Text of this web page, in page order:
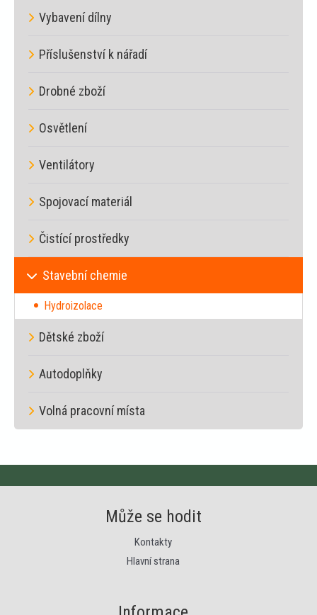
Vybavení dílny
Příslušenství k nářadí
Drobné zboží
Osvětlení
Ventilátory
Spojovací materiál
Čistící prostředky
Stavební chemie
Hydroizolace
Dětské zboží
Autodoplňky
Volná pracovní místa
Může se hodit
Kontakty
Hlavní strana